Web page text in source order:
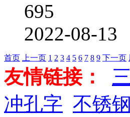
695
2022-08-13
首页 上一页 1 2 3 4 5 6 7 8 9 下一页
友情链接：
冲孔字 不锈